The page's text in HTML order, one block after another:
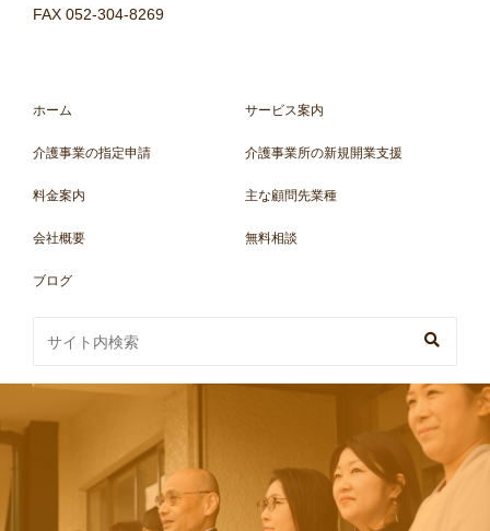
FAX 052-304-8269
ホーム サービス案内
介護事業の指定申請 介護事業所の新規開業支援
料金案内 主な顧問先業種
会社概要 無料相談
ブログ